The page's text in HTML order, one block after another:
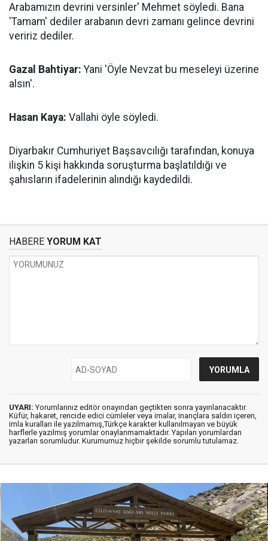
Arabamızın devrini versinler' Mehmet söyledi. Bana
'Tamam' dediler arabanın devri zamanı gelince devrini
veririz dediler.
Gazal Bahtiyar: Yani 'Öyle Nevzat bu meseleyi üzerine
alsın'.
Hasan Kaya: Vallahi öyle söyledi.
Diyarbakır Cumhuriyet Başsavcılığı tarafından, konuya
ilişkin 5 kişi hakkında soruşturma başlatıldığı ve
şahısların ifadelerinin alındığı kaydedildi.
HABERE YORUM KAT
UYARI: Yorumlarınız editör onayından geçtikten sonra yayınlanacaktır.
Küfür, hakaret, rencide edici cümleler veya imalar, inançlara saldırı içeren,
imla kuralları ile yazılmamış,Türkçe karakter kullanılmayan ve büyük
harflerle yazılmış yorumlar onaylanmamaktadır. Yapılan yorumlardan
yazarları sorumludur. Kurumumuz hiçbir şekilde sorumlu tutulamaz.